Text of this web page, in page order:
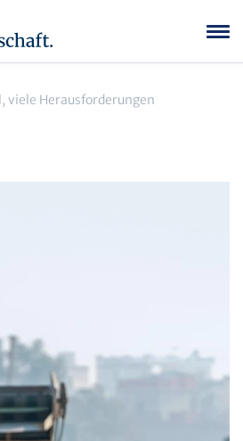
viele Herausforderungen